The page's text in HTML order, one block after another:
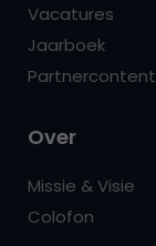
Vacatures
Jaarboek
Partnercontent
Over
Missie & Visie
Colofon